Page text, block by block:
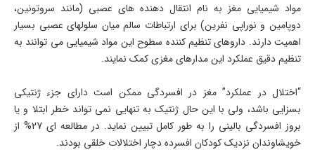
مواد شیمیایی مغز به نام انتقال دهنده های عصبی (مانند سروتونین،
دوپامین و نوراپی نفرین) برای ارتباطات سالم میان سلولهای عصبی بسیار
اهمیت دارند. داروهای تنظیم­ کننده سطوح این مواد شیمیایی می توانند به
تنظیم دقیق عملکرد این مدارهای مغزی کمک نمایند.
“اختلال در عملکرد” مغز در افسردگی ممکن است دارای جزء ژنتیکی
بسزایی باشد، ولی با این حال ژنتیک به تنهایی نمی تواند خطر ابتلا و یا
بروز افسردگی بالینی را به طور کامل تبیین نماید. در مطالعه ای 27% از
خویشاوندان نزدیک کودکان افسرده دچار اختلالات خلقی بودند.